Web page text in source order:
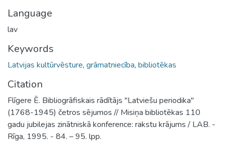
Language
lav
Keywords
Latvijas kultūrvēsture, grāmatniecība, bibliotēkas
Citation
Flīgere Ē. Bibliogrāfiskais rādītājs "Latviešu periodika"
(1768-1945) četros sējumos // Misiņa bibliotēkas 110
gadu jubilejas zinātniskā konference: rakstu krājums / LAB. -
Rīga, 1995. - 84. – 95. lpp.